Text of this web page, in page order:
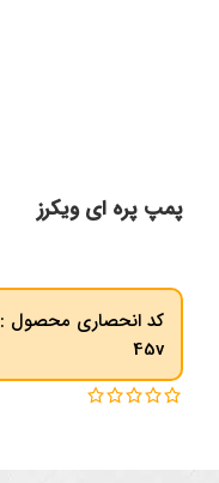
پمپ پره ای ویکرز
کد انحصاری محصول :
45v